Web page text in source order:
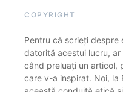
COPYRIGHT
Pentru că scrieți despre
datorită acestui lucru,
când preluați un articol,
care v-a inspirat. Noi, la